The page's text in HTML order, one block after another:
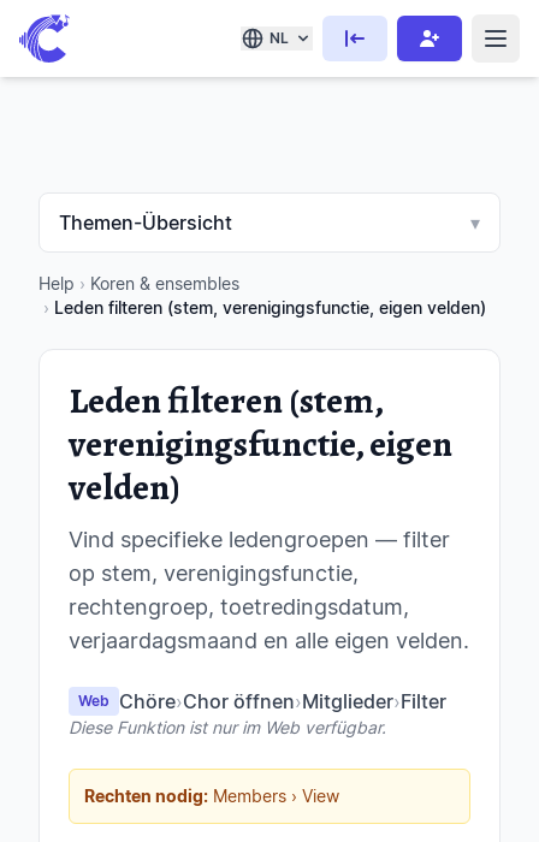
NL
Themen-Übersicht ▾
Help › Koren & ensembles
› Leden filteren (stem, verenigingsfunctie, eigen velden)
Leden filteren (stem,
verenigingsfunctie, eigen
velden)
Vind specifieke ledengroepen — filter
op stem, verenigingsfunctie,
rechtengroep, toetredingsdatum,
verjaardagsmaand en alle eigen velden.
Web Chöre›Chor öffnen›Mitglieder›Filter
Diese Funktion ist nur im Web verfügbar.
Rechten nodig: Members › View